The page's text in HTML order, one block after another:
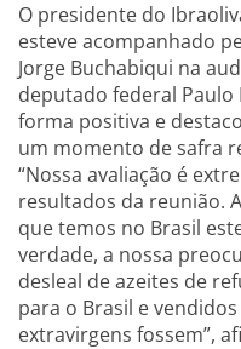
O presidente do
esteve acompanhado
Jorge Buchabiqui na
deputado federal
forma positiva e
um momento de safra
“Nossa avaliação é
resultados da reunião.
que temos no Brasil
verdade, a nossa
desleal de azeites de
para o Brasil e
extravirgens fossem”,